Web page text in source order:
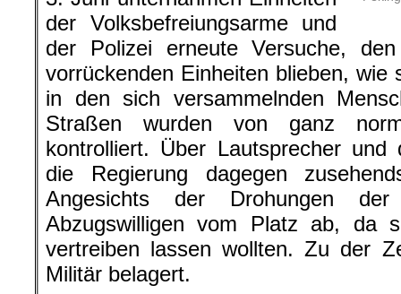
der Volksbefreiungsarme und
der Polizei erneute Versuche,
vorrückenden Einheiten blieben, wie
in den sich versammelnden
Straßen wurden von ganz
kontrolliert. Über Lautsprecher und
die Regierung dagegen
Angesichts der Drohungen
Abzugswilligen vom Platz ab, da
vertreiben lassen wollten. Zu der
Militär belagert.